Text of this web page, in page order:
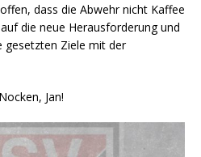
dass die Abwehr nicht Kaffee
die neue Herausforderung und
gesetzten Ziele mit der
Jan!